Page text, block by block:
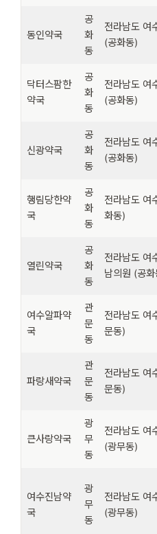
동인약국
공
화
동
전라남도 여
(공화동)
닥터스팜한
약국
공
화
동
전라남도 여
(공화동)
신광약국
공
화
동
전라남도 여
(공화동)
행림당한약
국
공
화
동
전라남도 여
화동)
열린약국
공
화
동
전라남도 여
남의원 (공화
여수알파약
국
관
문
동
전라남도 여
문동)
파랑새약국
관
문
동
전라남도 여
문동)
큰사랑약국
광
무
동
전라남도 여
(광무동)
여수진남약
국
광
무
동
전라남도 여
(광무동)